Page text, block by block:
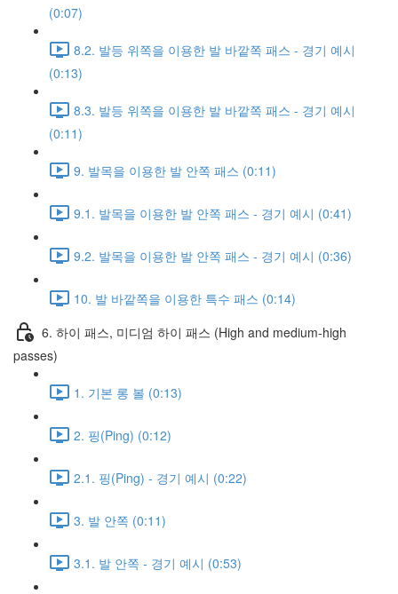
(0:07)
8.2. 발등 위쪽을 이용한 발 바깥쪽 패스 - 경기 예시
(0:13)
8.3. 발등 위쪽을 이용한 발 바깥쪽 패스 - 경기 예시
(0:11)
9. 발목을 이용한 발 안쪽 패스 (0:11)
9.1. 발목을 이용한 발 안쪽 패스 - 경기 예시 (0:41)
9.2. 발목을 이용한 발 안쪽 패스 - 경기 예시 (0:36)
10. 발 바깥쪽을 이용한 특수 패스 (0:14)
6. 하이 패스, 미디엄 하이 패스 (High and medium-high
passes)
1. 기본 롱 볼 (0:13)
2. 핑(Ping) (0:12)
2.1. 핑(Ping) - 경기 예시 (0:22)
3. 발 안쪽 (0:11)
3.1. 발 안쪽 - 경기 예시 (0:53)